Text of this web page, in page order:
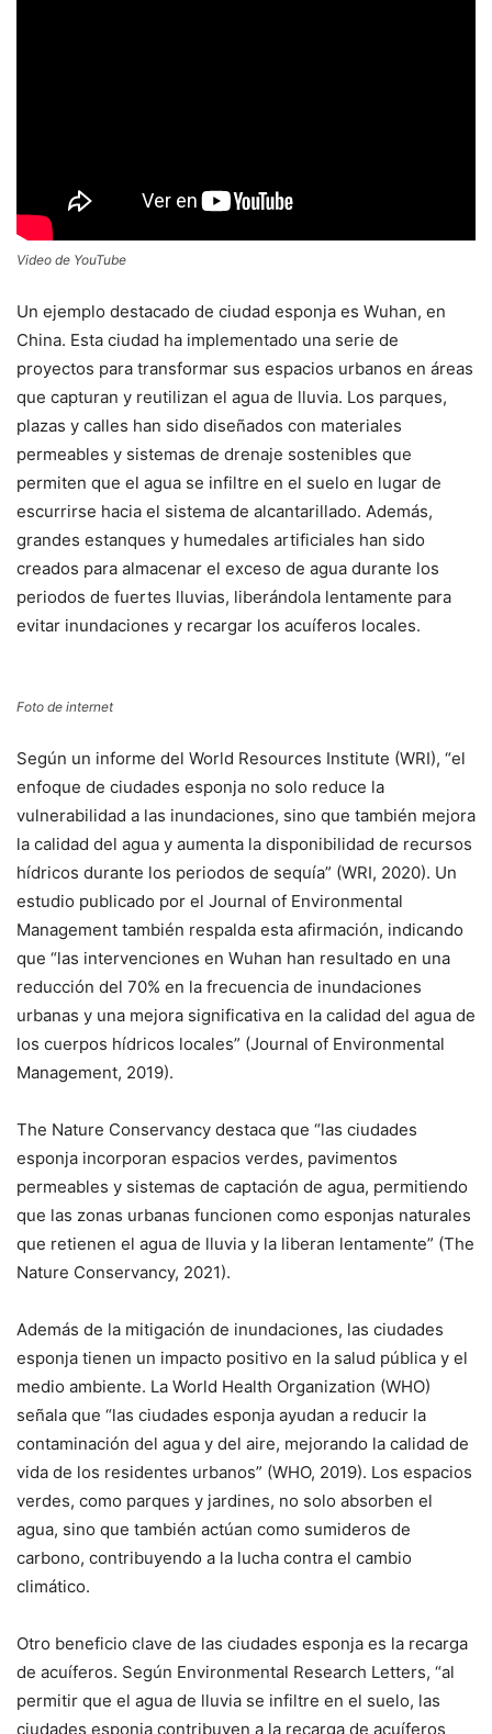
Video de YouTube
Un ejemplo destacado de ciudad esponja es Wuhan, en
China. Esta ciudad ha implementado una serie de
proyectos para transformar sus espacios urbanos en áreas
que capturan y reutilizan el agua de lluvia. Los parques,
plazas y calles han sido diseñados con materiales
permeables y sistemas de drenaje sostenibles que
permiten que el agua se infiltre en el suelo en lugar de
escurrirse hacia el sistema de alcantarillado. Además,
grandes estanques y humedales artificiales han sido
creados para almacenar el exceso de agua durante los
periodos de fuertes lluvias, liberándola lentamente para
evitar inundaciones y recargar los acuíferos locales.
Foto de internet
Según un informe del World Resources Institute (WRI), “el
enfoque de ciudades esponja no solo reduce la
vulnerabilidad a las inundaciones, sino que también mejora
la calidad del agua y aumenta la disponibilidad de recursos
hídricos durante los periodos de sequía” (WRI, 2020). Un
estudio publicado por el Journal of Environmental
Management también respalda esta afirmación, indicando
que “las intervenciones en Wuhan han resultado en una
reducción del 70% en la frecuencia de inundaciones
urbanas y una mejora significativa en la calidad del agua de
los cuerpos hídricos locales” (Journal of Environmental
Management, 2019).
The Nature Conservancy destaca que “las ciudades
esponja incorporan espacios verdes, pavimentos
permeables y sistemas de captación de agua, permitiendo
que las zonas urbanas funcionen como esponjas naturales
que retienen el agua de lluvia y la liberan lentamente” (The
Nature Conservancy, 2021).
Además de la mitigación de inundaciones, las ciudades
esponja tienen un impacto positivo en la salud pública y el
medio ambiente. La World Health Organization (WHO)
señala que “las ciudades esponja ayudan a reducir la
contaminación del agua y del aire, mejorando la calidad de
vida de los residentes urbanos” (WHO, 2019). Los espacios
verdes, como parques y jardines, no solo absorben el
agua, sino que también actúan como sumideros de
carbono, contribuyendo a la lucha contra el cambio
climático.
Otro beneficio clave de las ciudades esponja es la recarga
de acuíferos. Según Environmental Research Letters, “al
permitir que el agua de lluvia se infiltre en el suelo, las
ciudades esponja contribuyen a la recarga de acuíferos